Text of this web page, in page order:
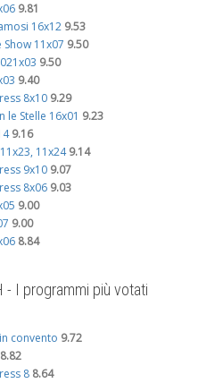
9.81
16x12 9.53
Show 11x07 9.50
9.50
9.40
8x10 9.29
le Stelle 16x01 9.23
9.16
11x24 9.14
9x10 9.07
8x06 9.03
9.00
9.00
8.84
- I programmi più votati
convento 9.72
8.82
8 8.64